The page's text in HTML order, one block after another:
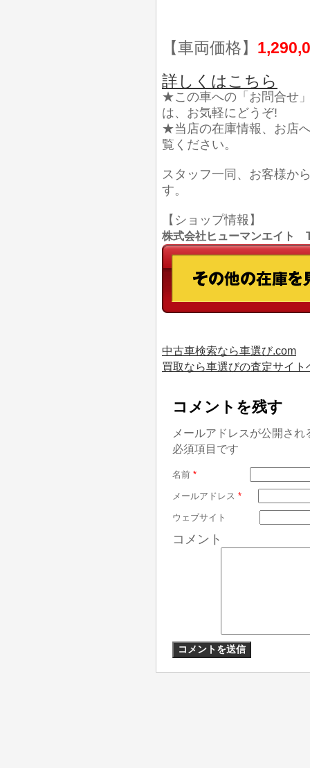
【車両価格】
詳しくはこちら
★この車への「お問合せ
は、お気軽にどうぞ!
★当店の在庫情報、お店
覧ください。
スタッフ一同、お客様か
す。
【ショップ情報】
株式会社ヒューマンエイト
中古車検索なら車選び.com
買取なら車選びの査定サイト
コメントを残す
メールアドレスが公開さ
必須項目です
名前 *
メールアドレス *
ウェブサイト
コメント